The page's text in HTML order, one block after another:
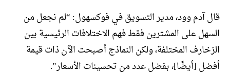
قال آدم وود، مدير التسويق في فوكسهول: “لم نجعل من
السهل على المشترين فقط فهم الاختلافات الرئيسية بين
الزخارف المختلفة، ولكن النماذج أصبحت الآن ذات قيمة
أفضل [أيضًا]، بفضل عدد من تحسينات الأسعار”.